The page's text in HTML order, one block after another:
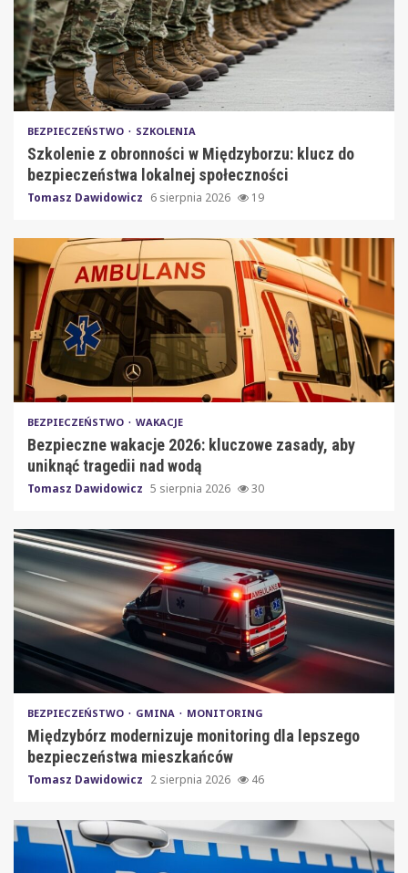
BEZPIECZEŃSTWO SZKOLENIA
Szkolenie z obronności w Międzyborzu: klucz do
bezpieczeństwa lokalnej społeczności
Tomasz Dawidowicz 6 sierpnia 2026 19
BEZPIECZEŃSTWO WAKACJE
Bezpieczne wakacje 2026: kluczowe zasady, aby
uniknąć tragedii nad wodą
Tomasz Dawidowicz 5 sierpnia 2026 30
BEZPIECZEŃSTWO GMINA MONITORING
Międzybórz modernizuje monitoring dla lepszego
bezpieczeństwa mieszkańców
Tomasz Dawidowicz 2 sierpnia 2026 46